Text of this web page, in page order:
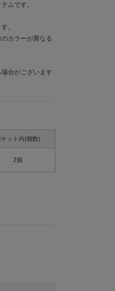
ムです。
。
カラーが異なる
合がございます
ケット内(個数)
2個